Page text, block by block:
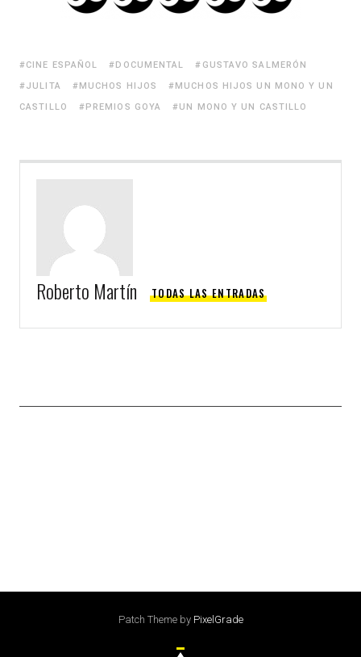
CINE ESPAÑOL DOCUMENTAL
GUSTAVO SALMERÓN
JULITA
MUCHOS HIJOS
MUCHOS HIJOS UN MONO Y UN
CASTILLO
PREMIOS GOYA UN MONO Y UN CASTILLO
Roberto Martín TODAS LAS ENTRADAS
Patch Theme by PixelGrade